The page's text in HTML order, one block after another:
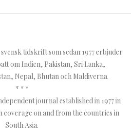
tidskrift som sedan 1977 erbjuder
om Indien, Pakistan, Sri Lanka,
Nepal, Bhutan och Maldiverna.
* * *
journal established in 1977 in
on and from the countries in
South Asia.